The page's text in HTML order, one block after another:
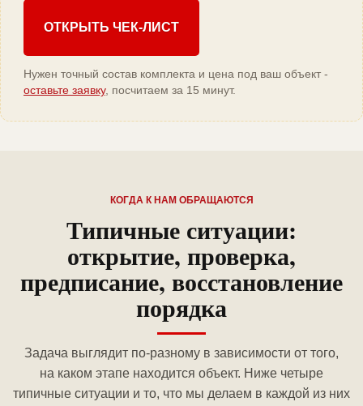
ОТКРЫТЬ ЧЕК-ЛИСТ
Нужен точный состав комплекта и цена под ваш объект -
оставьте заявку, посчитаем за 15 минут.
КОГДА К НАМ ОБРАЩАЮТСЯ
Типичные ситуации:
открытие, проверка,
предписание, восстановление
порядка
Задача выглядит по-разному в зависимости от того,
на каком этапе находится объект. Ниже четыре
типичные ситуации и то, что мы делаем в каждой из них